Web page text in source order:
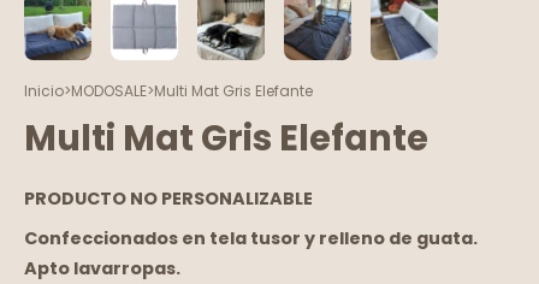
Inicio>MODOSALE>Multi Mat Gris Elefante
Multi Mat Gris Elefante
PRODUCTO NO PERSONALIZABLE
Confeccionados en tela tusor y relleno de guata.
Apto lavarropas.